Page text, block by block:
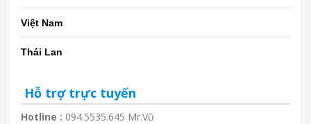
Việt Nam
Thái Lan
Hỗ trợ trực tuyến
Hotline : 094.5535.645 Mr.Vũ